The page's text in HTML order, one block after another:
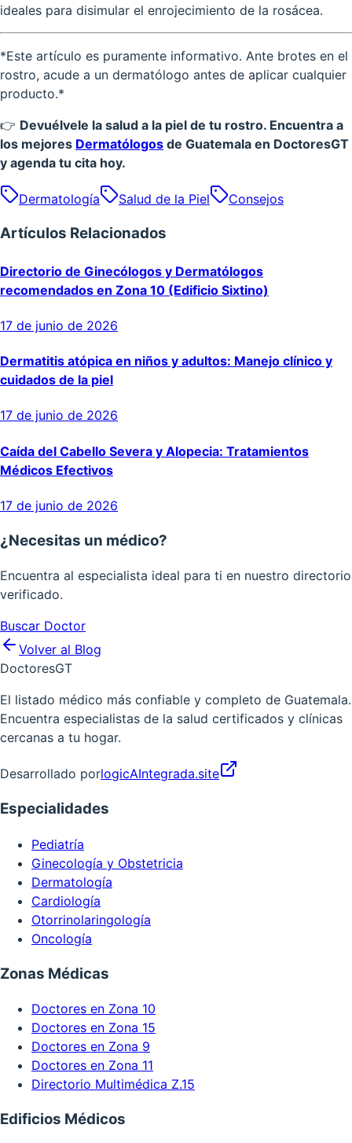
ideales para disimular el enrojecimiento de la rosácea.
*Este artículo es puramente informativo. Ante brotes en el
rostro, acude a un dermatólogo antes de aplicar cualquier
producto.*
👉 Devuélvele la salud a la piel de tu rostro. Encuentra a
los mejores Dermatólogos de Guatemala en DoctoresGT
y agenda tu cita hoy.
Dermatología Salud de la Piel Consejos
Artículos Relacionados
Directorio de Ginecólogos y Dermatólogos
recomendados en Zona 10 (Edificio Sixtino)
17 de junio de 2026
Dermatitis atópica en niños y adultos: Manejo clínico y
cuidados de la piel
17 de junio de 2026
Caída del Cabello Severa y Alopecia: Tratamientos
Médicos Efectivos
17 de junio de 2026
¿Necesitas un médico?
Encuentra al especialista ideal para ti en nuestro directorio
verificado.
Buscar Doctor
Volver al Blog
DoctoresGT
El listado médico más confiable y completo de Guatemala.
Encuentra especialistas de la salud certificados y clínicas
cercanas a tu hogar.
Desarrollado porlogicAIntegrada.site
Especialidades
Pediatría
Ginecología y Obstetricia
Dermatología
Cardiología
Otorrinolaringología
Oncología
Zonas Médicas
Doctores en Zona 10
Doctores en Zona 15
Doctores en Zona 9
Doctores en Zona 11
Directorio Multimédica Z.15
Edificios Médicos